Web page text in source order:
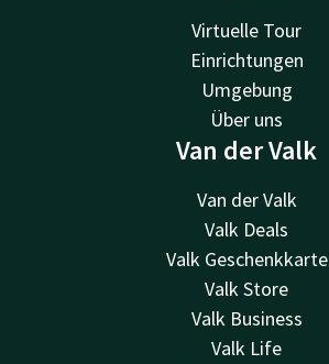
Virtuelle Tour
Einrichtungen
Umgebung
Über uns
Van der Valk
Van der Valk
Valk Deals
Valk Geschenkkarte
Valk Store
Valk Business
Valk Life